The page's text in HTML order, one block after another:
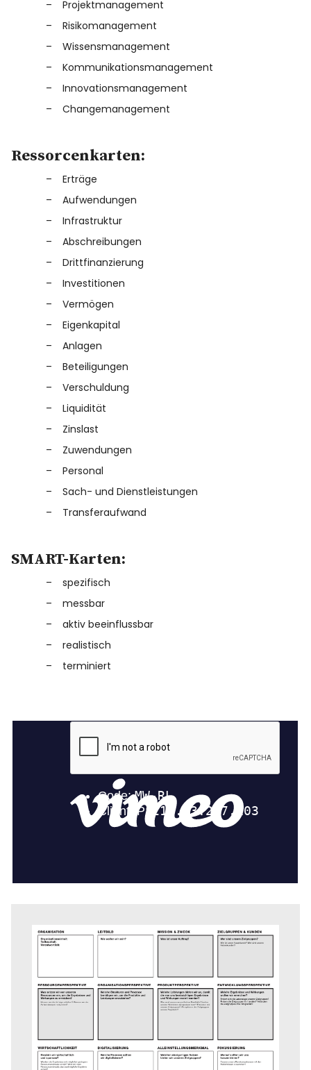
Projektmanagement
Risikomanagement
Wissensmanagement
Kommunikationsmanagement
Innovationsmanagement
Changemanagement
Ressorcenkarten:
Erträge
Aufwendungen
Infrastruktur
Abschreibungen
Drittfinanzierung
Investitionen
Vermögen
Eigenkapital
Anlagen
Beteiligungen
Verschuldung
Liquidität
Zinslast
Zuwendungen
Personal
Sach- und Dienstleistungen
Transferaufwand
SMART-Karten:
spezifisch
messbar
aktiv beeinflussbar
realistisch
terminiert